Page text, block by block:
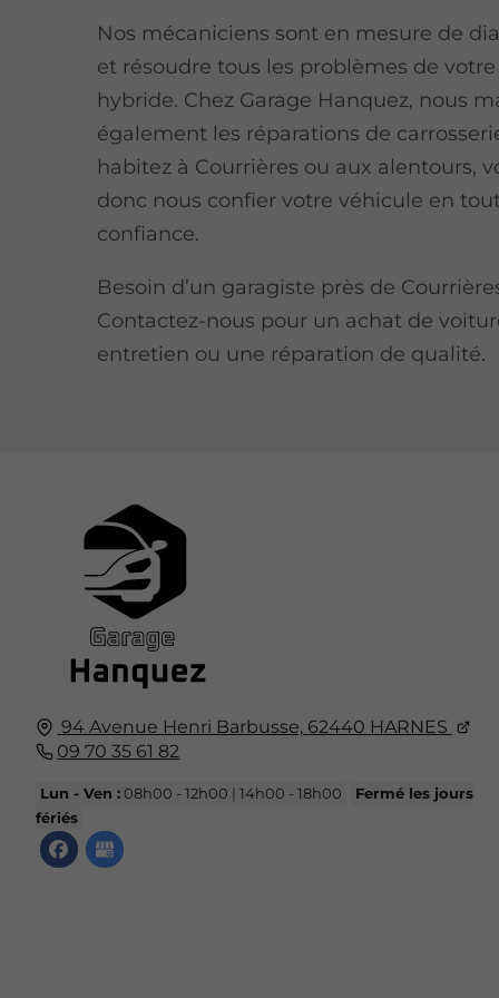
Nos mécaniciens sont en mesure de
et résoudre tous les problèmes de
hybride. Chez Garage Hanquez, nous
également les réparations de
habitez à Courrières ou aux alentours,
donc nous confier votre véhicule en
confiance.
Besoin d’un garagiste près de
Contactez-nous pour un achat de
entretien ou une réparation de qualité.
94 Avenue Henri Barbusse, 62440 HARNES
09 70 35 61 82
Lun - Ven :08h00 - 12h00 | 14h00 - 18h00
Fermé les jours
fériés